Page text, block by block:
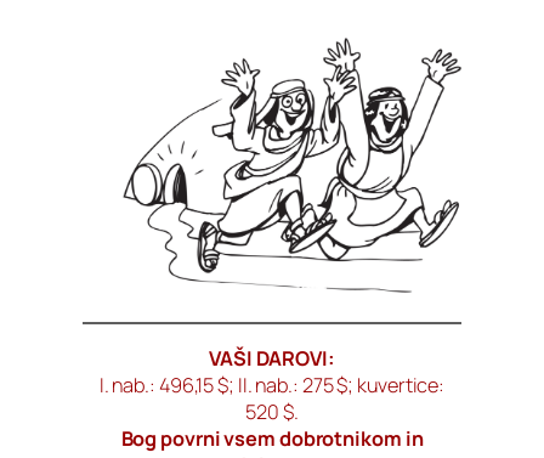
VAŠI DAROVI:
I. nab.: 496,15 $; II. nab.: 275 $; kuvertice:
520 $.
Bog povrni vsem dobrotnikom in